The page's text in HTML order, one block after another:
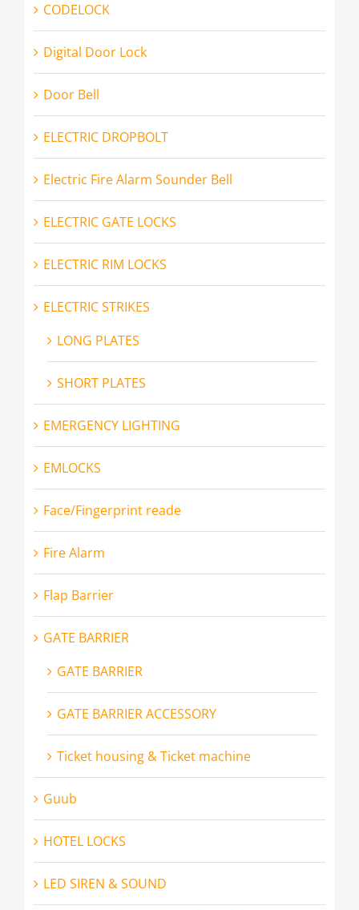
CODELOCK
Digital Door Lock
Door Bell
ELECTRIC DROPBOLT
Electric Fire Alarm Sounder Bell
ELECTRIC GATE LOCKS
ELECTRIC RIM LOCKS
ELECTRIC STRIKES
LONG PLATES
SHORT PLATES
EMERGENCY LIGHTING
EMLOCKS
Face/Fingerprint reade
Fire Alarm
Flap Barrier
GATE BARRIER
GATE BARRIER
GATE BARRIER ACCESSORY
Ticket housing & Ticket machine
Guub
HOTEL LOCKS
LED SIREN & SOUND